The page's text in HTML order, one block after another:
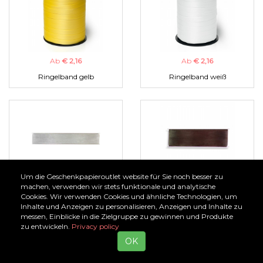
Ab € 2,16
Ringelband gelb
Ab € 2,16
Ringelband weiß
Ab€ 1,00
Organzaband silber
Ab€ 1,00
Organzaband braun
Um die Geschenkpapieroutlet website für Sie noch besser zu
machen, verwenden wir stets funktionale und analytische
Cookies. Wir verwenden Cookies und ähnliche Technologien, um
Inhalte und Anzeigen zu personalisieren, Anzeigen und Inhalte zu
messen, Einblicke in die Zielgruppe zu gewinnen und Produkte
zu entwickeln. Privacy policy
OK